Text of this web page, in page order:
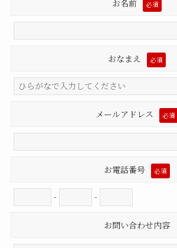
お名前 必須
おなまえ 必須
メールアドレス 必須
お電話番号 必須
- -
お問い合わせ内容